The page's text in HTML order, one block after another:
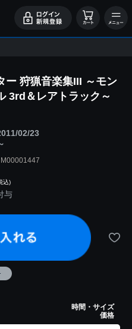
ー 狩猟音楽集III ～モン
3rd＆レアトラック～
02/23
込)
与
時間・サイズ
価格